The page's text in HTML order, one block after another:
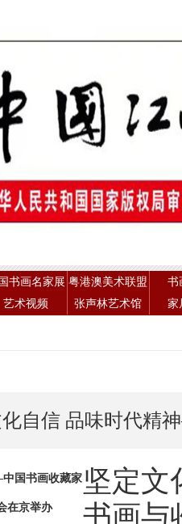
书画名家展 粤港澳美术联盟
书
艺术视频 张声林艺术馆 家
化自信 品味时代精
国书画收藏家
在京举办
坚定
书画与